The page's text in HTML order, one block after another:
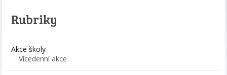
Rubriky
Akce školy
Vícedenní akce